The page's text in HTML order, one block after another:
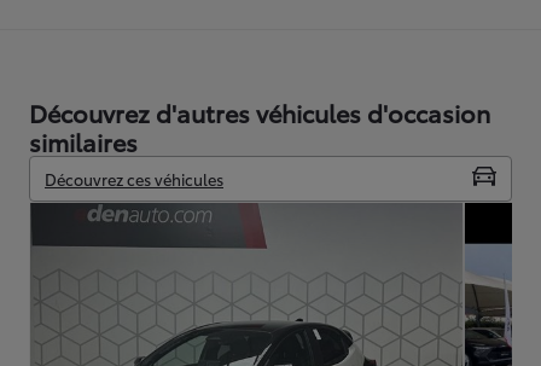
Découvrez d'autres véhicules d'occasion
similaires
Découvrez ces véhicules